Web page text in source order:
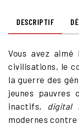
DESCRIPTIF
Vous avez
civilisations, le
la guerre des
jeunes pauvres
inactifs, digital
modernes contre